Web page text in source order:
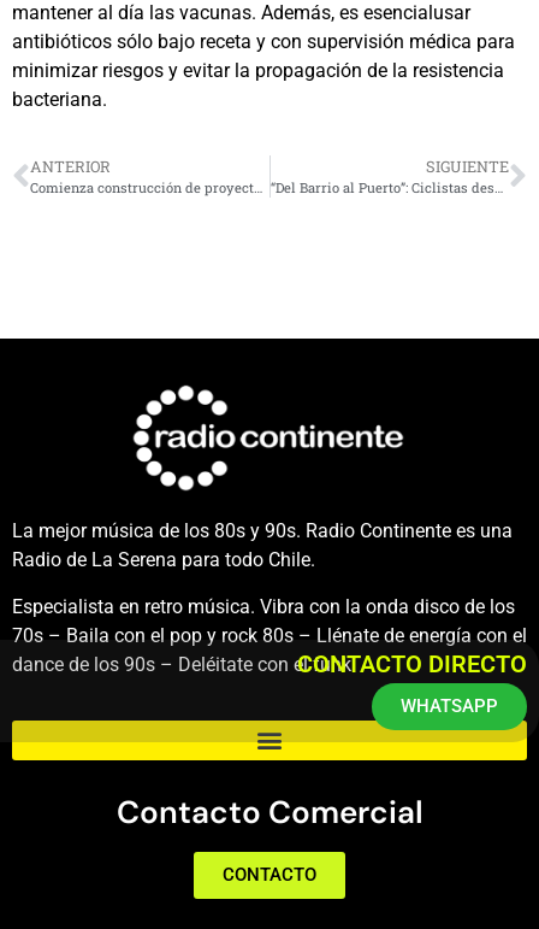
mantener al día las vacunas. Además, es esencialusar
antibióticos sólo bajo receta y con supervisión médica para
minimizar riesgos y evitar la propagación de la resistencia
bacteriana.
ANTERIOR
Comienza construcción de proyecto habitacional Brisas del Mar en Tongoy
SIGUIENTE
“Del Barrio al Puerto”: Ciclistas desafiarán la gravedad en una nueva competencia de Downhill Urbano
La mejor música de los 80s y 90s. Radio Continente es una
Radio de La Serena para todo Chile.
Especialista en retro música. Vibra con la onda disco de los
70s – Baila con el pop y rock 80s – Llénate de energía con el
dance de los 90s – Deléitate con el funk.
Contacto Comercial
CONTACTO
CONTACTO DIRECTO
WHATSAPP